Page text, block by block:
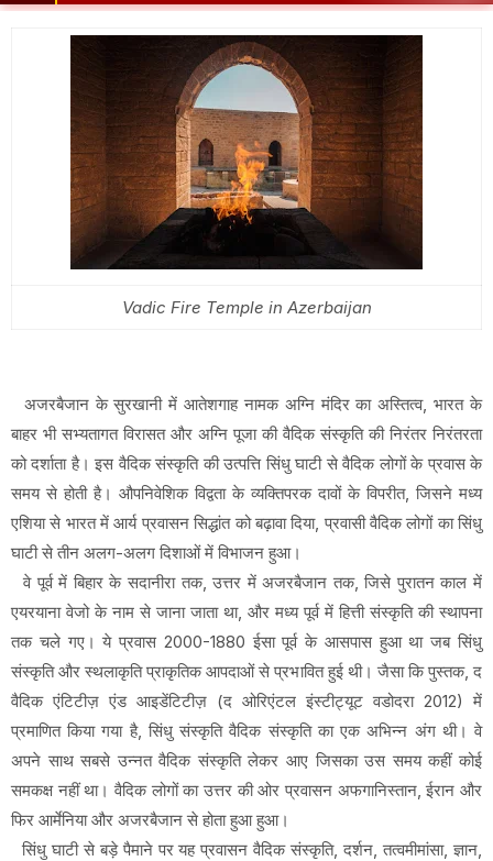
Vadic Fire Temple in Azerbaijan
अजरबैजान के सुरखानी में आतेशगाह नामक अग्नि मंदिर का अस्तित्व, भारत के
बाहर भी सभ्यतागत विरासत और अग्नि पूजा की वैदिक संस्कृति की निरंतर निरंतरता
को दर्शाता है। इस वैदिक संस्कृति की उत्पत्ति सिंधु घाटी से वैदिक लोगों के प्रवास के
समय से होती है। औपनिवेशिक विद्वता के व्यक्तिपरक दावों के विपरीत, जिसने मध्य
एशिया से भारत में आर्य प्रवासन सिद्धांत को बढ़ावा दिया, प्रवासी वैदिक लोगों का सिंधु
घाटी से तीन अलग-अलग दिशाओं में विभाजन हुआ।
वे पूर्व में बिहार के सदानीरा तक, उत्तर में अजरबैजान तक, जिसे पुरातन काल में
एयरयाना वेजो के नाम से जाना जाता था, और मध्य पूर्व में हित्ती संस्कृति की स्थापना
तक चले गए। ये प्रवास 2000-1880 ईसा पूर्व के आसपास हुआ था जब सिंधु
संस्कृति और स्थलाकृति प्राकृतिक आपदाओं से प्रभावित हुई थी। जैसा कि पुस्तक, द
वैदिक एंटिटीज़ एंड आइडेंटिटीज़ (द ओरिएंटल इंस्टीट्यूट वडोदरा 2012) में
प्रमाणित किया गया है, सिंधु संस्कृति वैदिक संस्कृति का एक अभिन्न अंग थी। वे
अपने साथ सबसे उन्नत वैदिक संस्कृति लेकर आए जिसका उस समय कहीं कोई
समकक्ष नहीं था। वैदिक लोगों का उत्तर की ओर प्रवासन अफगानिस्तान, ईरान और
फिर आर्मेनिया और अजरबैजान से होता हुआ हुआ।
सिंधु घाटी से बड़े पैमाने पर यह प्रवासन वैदिक संस्कृति, दर्शन, तत्वमीमांसा, ज्ञान,